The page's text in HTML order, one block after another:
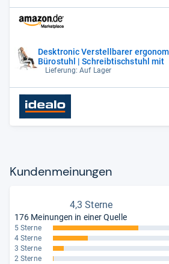
Desktronic Verstellbarer
Bürostuhl | Schreibtischstuhl mit
Lieferung: Auf Lager
Kun­den­mei­nun­gen
4,3 Sterne
176 Meinungen in einer Quelle
5 Sterne
4 Sterne
3 Sterne
2 Sterne